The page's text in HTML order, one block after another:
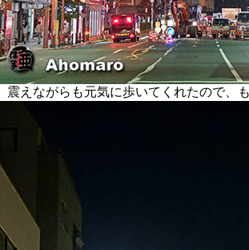
震えながらも元気に歩いてくれたので、